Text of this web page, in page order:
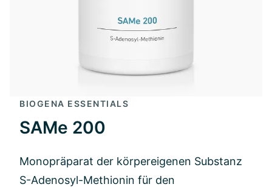
BIOGENA ESSENTIALS
SAMe 200
Monopräparat der körpereigenen Substanz
S-Adenosyl-Methionin für den